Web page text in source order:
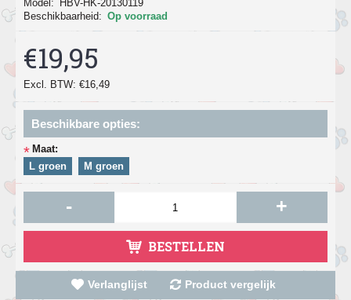
Model:
HBV-HK-20130119
Beschikbaarheid: Op voorraad
€19,95
Excl. BTW: €16,49
Beschikbare opties:
* Maat:
L groen
M groen
- +
BESTELLEN
Verlanglijst Product vergelijk